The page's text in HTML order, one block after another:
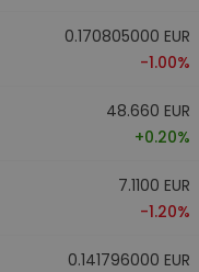
0.170805000 EUR
-1.00%
48.660 EUR
+0.20%
7.1100 EUR
-1.20%
0.141796000 EUR